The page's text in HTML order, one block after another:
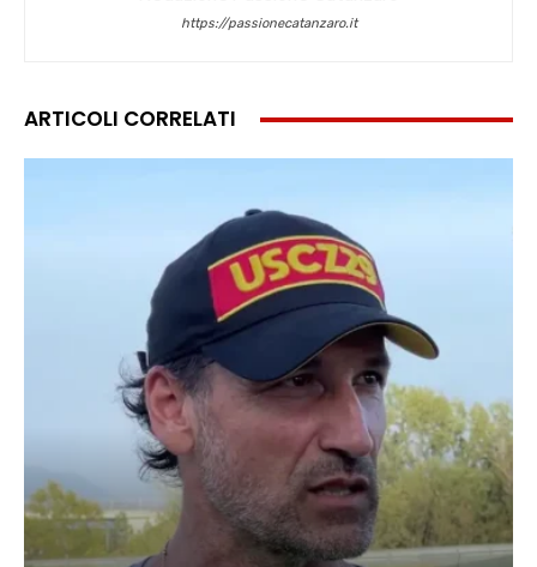
https://passionecatanzaro.it
ARTICOLI CORRELATI